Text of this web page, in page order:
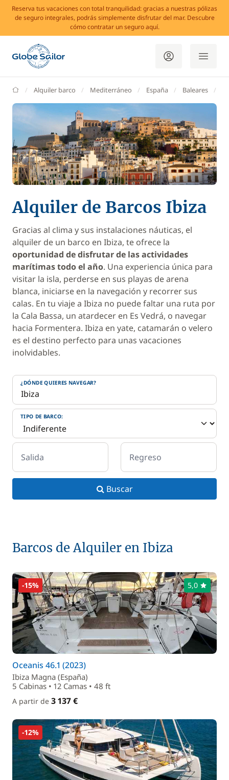
Reserva tus vacaciones con total tranquilidad: gracias a nuestras pólizas
de seguro integrales, podrás simplemente disfrutar del mar. Descubre
cómo contratar un seguro aquí.
GlobeSailor
Alquiler barco Mediterráneo España Baleares
Alquiler de Barcos Ibiza
Gracias al clima y sus instalaciones náuticas, el
alquiler de un barco en Ibiza, te ofrece la
oportunidad de disfrutar de las actividades
marítimas todo el año. Una experiencia única para
visitar la isla, perderse en sus playas de arena
blanca, iniciarse en la navegación y recorrer sus
calas. En tu viaje a Ibiza no puede faltar una ruta por
la Cala Bassa, un atardecer en Es Vedrá, o navegar
hacia Formentera. Ibiza en yate, catamarán o velero
es el destino perfecto para unas vacaciones
inolvidables.
¿DÓNDE QUIERES NAVEGAR?
TIPO DE BARCO:
Salida Regreso
Buscar
Barcos de Alquiler en Ibiza
-15% 5,0
Oceanis 46.1 (2023)
Ibiza Magna (España)
5 Cabinas • 12 Camas • 48 ft
A partir de 3 137 €
-12%